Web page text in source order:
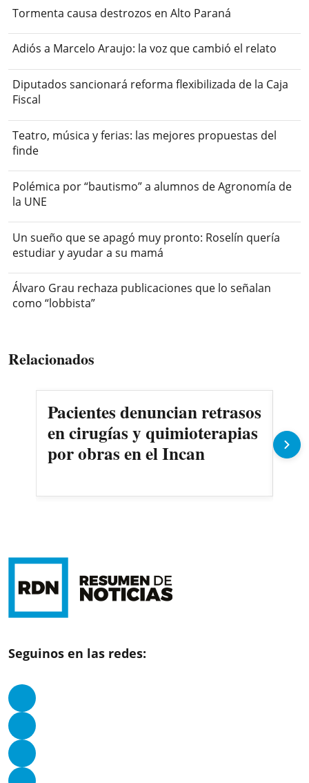
Tormenta causa destrozos en Alto Paraná
Adiós a Marcelo Araujo: la voz que cambió el relato
Diputados sancionará reforma flexibilizada de la Caja
Fiscal
Teatro, música y ferias: las mejores propuestas del
finde
Polémica por “bautismo” a alumnos de Agronomía de
la UNE
Un sueño que se apagó muy pronto: Roselín quería
estudiar y ayudar a su mamá
Álvaro Grau rechaza publicaciones que lo señalan
como “lobbista”
Relacionados
Pacientes denuncian retrasos
en cirugías y quimioterapias
por obras en el Incan
Seguinos en las redes: